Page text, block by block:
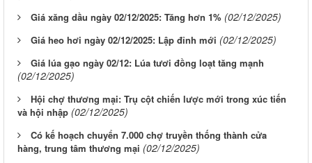
Giá xăng dầu ngày 02/12/2025: Tăng hơn 1% (02/12/2025)
Giá heo hơi ngày 02/12/2025: Lập đỉnh mới (02/12/2025)
Giá lúa gạo ngày 02/12: Lúa tươi đồng loạt tăng mạnh
(02/12/2025)
Hội chợ thương mại: Trụ cột chiến lược mới trong xúc tiến
và hội nhập (02/12/2025)
Có kế hoạch chuyển 7.000 chợ truyền thống thành cửa
hàng, trung tâm thương mại (02/12/2025)